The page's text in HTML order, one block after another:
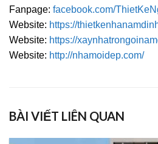
Fanpage: facebook.com/
Website: https://
Website: https://
Website: http://nhamoidep.com/
BÀI VIẾT LIÊN QUAN